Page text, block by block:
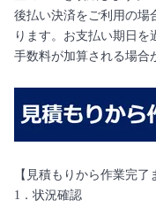
後払い決済をご利用の場
ります。お支払い期日を
手数料が加算される場合
【見積もりから作業完了
1．状況確認